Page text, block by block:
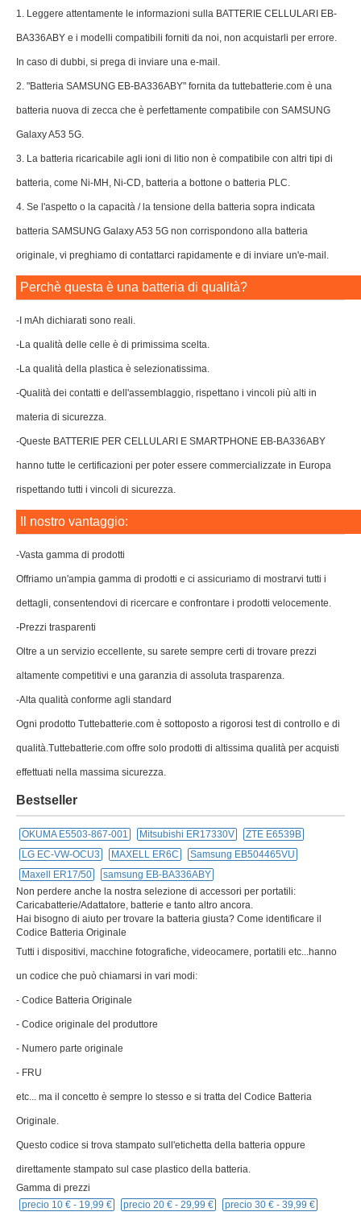
1. Leggere attentamente le informazioni sulla BATTERIE CELLULARI EB-
BA336ABY e i modelli compatibili forniti da noi, non acquistarli per errore.
In caso di dubbi, si prega di inviare una e-mail.
2. "Batteria SAMSUNG EB-BA336ABY" fornita da tuttebatterie.com è una
batteria nuova di zecca che è perfettamente compatibile con SAMSUNG
Galaxy A53 5G.
3. La batteria ricaricabile agli ioni di litio non è compatibile con altri tipi di
batteria, come Ni-MH, Ni-CD, batteria a bottone o batteria PLC.
4. Se l'aspetto o la capacità / la tensione della batteria sopra indicata
batteria SAMSUNG Galaxy A53 5G non corrispondono alla batteria
originale, vi preghiamo di contattarci rapidamente e di inviare un'e-mail.
Perchè questa è una batteria di qualità?
-I mAh dichiarati sono reali.
-La qualità delle celle è di primissima scelta.
-La qualità della plastica è selezionatissima.
-Qualità dei contatti e dell'assemblaggio, rispettano i vincoli più alti in
materia di sicurezza.
-Queste BATTERIE PER CELLULARI E SMARTPHONE EB-BA336ABY
hanno tutte le certificazioni per poter essere commercializzate in Europa
rispettando tutti i vincoli di sicurezza.
Il nostro vantaggio:
-Vasta gamma di prodotti
Offriamo un'ampia gamma di prodotti e ci assicuriamo di mostrarvi tutti i
dettagli, consentendovi di ricercare e confrontare i prodotti velocemente.
-Prezzi trasparenti
Oltre a un servizio eccellente, su sarete sempre certi di trovare prezzi
altamente competitivi e una garanzia di assoluta trasparenza.
-Alta qualità conforme agli standard
Ogni prodotto Tuttebatterie.com è sottoposto a rigorosi test di controllo e di
qualità.Tuttebatterie.com offre solo prodotti di altissima qualità per acquisti
effettuati nella massima sicurezza.
Bestseller
OKUMA E5503-867-001 Mitsubishi ER17330V
ZTE E6539B
LG EC-VW-OCU3
MAXELL ER6C
Samsung EB504465VU
Maxell ER17/50
samsung EB-BA336ABY
Non perdere anche la nostra selezione di accessori per portatili:
Caricabatterie/Adattatore, batterie e tanto altro ancora.
Hai bisogno di aiuto per trovare la batteria giusta? Come identificare il
Codice Batteria Originale
Tutti i dispositivi, macchine fotografiche, videocamere, portatili etc...hanno
un codice che può chiamarsi in vari modi:
- Codice Batteria Originale
- Codice originale del produttore
- Numero parte originale
- FRU
etc... ma il concetto è sempre lo stesso e si tratta del Codice Batteria
Originale.
Questo codice si trova stampato sull'etichetta della batteria oppure
direttamente stampato sul case plastico della batteria.
Gamma di prezzi
precio 10 € - 19,99 € precio 20 € - 29,99 € precio 30 € - 39,99 €